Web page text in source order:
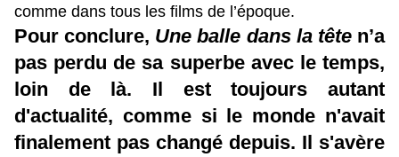
comme dans tous les films de l’époque.
Pour conclure, Une balle dans la têten’a
pas perdu de sa superbe avec le temps,
loin de là. Il est toujours autant
d'actualité, comme si le monde n'avait
finalement pas changé depuis. Il s'avère